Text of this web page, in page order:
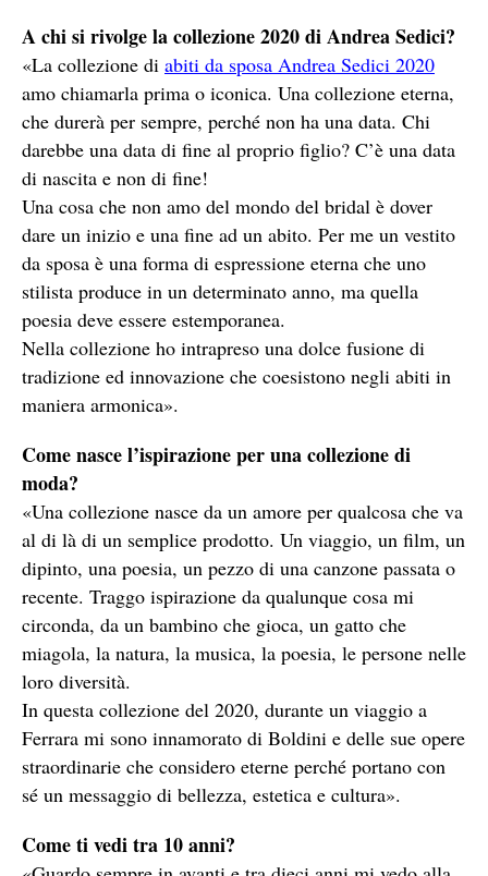
A chi si rivolge la collezione 2020 di Andrea Sedici?
«La collezione di abiti da sposa Andrea Sedici 2020
amo chiamarla prima o iconica. Una collezione eterna,
che durerà per sempre, perché non ha una data. Chi
darebbe una data di fine al proprio figlio? C’è una data
di nascita e non di fine!
Una cosa che non amo del mondo del bridal è dover
dare un inizio e una fine ad un abito. Per me un vestito
da sposa è una forma di espressione eterna che uno
stilista produce in un determinato anno, ma quella
poesia deve essere estemporanea.
Nella collezione ho intrapreso una dolce fusione di
tradizione ed innovazione che coesistono negli abiti in
maniera armonica».
Come nasce l’ispirazione per una collezione di
moda?
«Una collezione nasce da un amore per qualcosa che va
al di là di un semplice prodotto. Un viaggio, un film, un
dipinto, una poesia, un pezzo di una canzone passata o
recente. Traggo ispirazione da qualunque cosa mi
circonda, da un bambino che gioca, un gatto che
miagola, la natura, la musica, la poesia, le persone nelle
loro diversità.
In questa collezione del 2020, durante un viaggio a
Ferrara mi sono innamorato di Boldini e delle sue opere
straordinarie che considero eterne perché portano con
sé un messaggio di bellezza, estetica e cultura».
Come ti vedi tra 10 anni?